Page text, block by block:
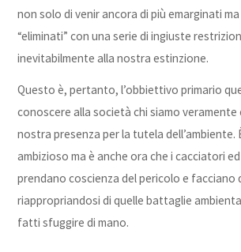
non solo di venir ancora di più emarginati
“eliminati” con una serie di ingiuste
inevitabilmente alla nostra estinzione.
Questo è, pertanto, l’obbiettivo primario
conoscere alla società chi siamo veramente
nostra presenza per la tutela dell’ambiente.
ambizioso ma è anche ora che i cacciatori
prendano coscienza del pericolo e facciano
riappropriandosi di quelle battaglie
fatti sfuggire di mano.